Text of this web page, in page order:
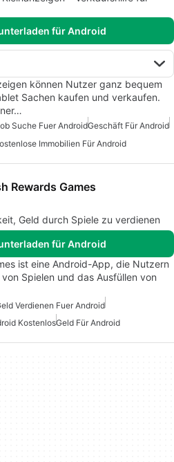
für Android
können Nutzer ganz bequem
Sachen kaufen und verkaufen.
Suche Fuer AndroidGeschäft Für Android
Immobilien Für Android
Rewards Games
Geld durch Spiele zu verdienen
für Android
ist eine Android-App, die Nutzern
Spielen und das Ausfüllen von
Verdienen Fuer Android
KostenlosGeld Für Android